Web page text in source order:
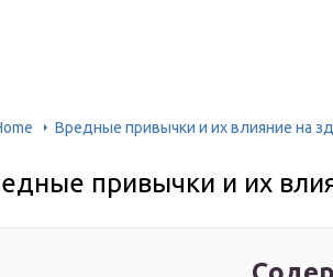
Вредные привычки и их влияние на
привычки и их